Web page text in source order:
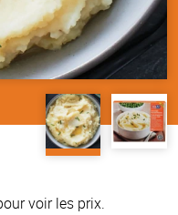
voir les prix.